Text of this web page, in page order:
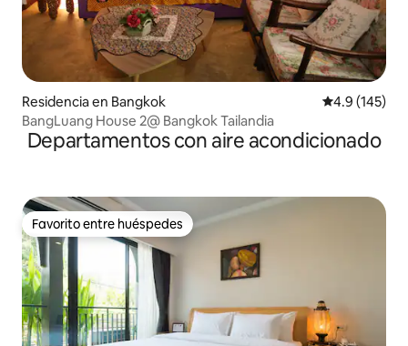
Residencia en Bangkok Calificación
4.9 (145)
BangLuang House 2@ Bangkok Tailandia
Departamentos con aire acondicionado
Favorito entre huéspedes
Favorito entre huéspedes